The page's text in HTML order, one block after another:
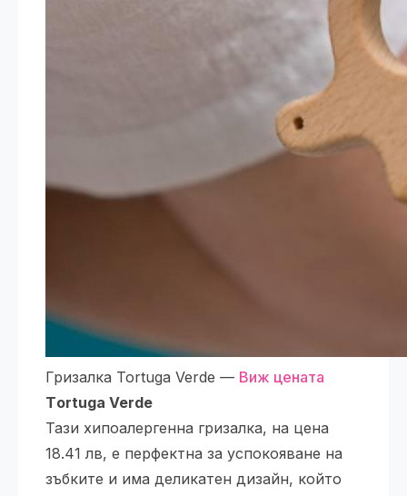
Гризалка Tortuga Verde — Виж цената
Тortuga Verde
Тази хипоалергенна гризалка, на цена
18.41 лв, е перфектна за успокояване на
зъбките и има деликатен дизайн, който